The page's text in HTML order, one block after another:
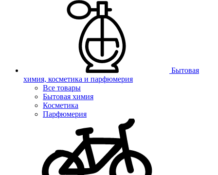
Бытовая
химия, косметика и парфюмерия
Все товары
Бытовая химия
Косметика
Парфюмерия